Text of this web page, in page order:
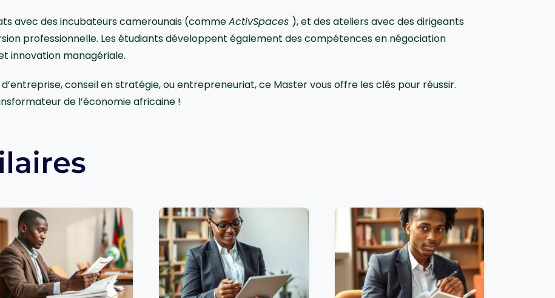
avec des incubateurs camerounais (commeActivSpaces ), et des ateliers avec des dirigeants
professionnelle. Les étudiants développent également des compétences en négociation
innovation managériale.
conseil en stratégie, ou entrepreneuriat, ce Master vous offre les clés pour réussir.
de l’économie africaine !